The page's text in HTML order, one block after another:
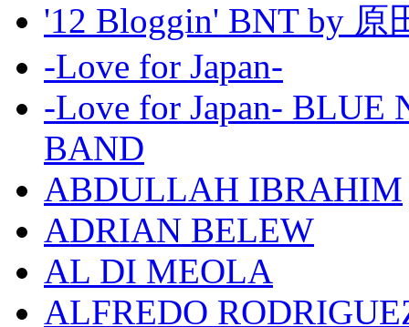
'12 Bloggin' BNT by 原
-Love for Japan-
-Love for Japan- BLUE
BAND
ABDULLAH IBRAHIM
ADRIAN BELEW
AL DI MEOLA
ALFREDO